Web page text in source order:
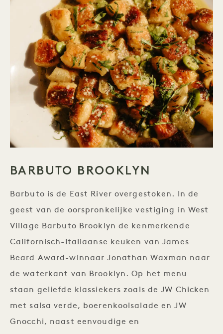
BARBUTO BROOKLYN
Barbuto is de East River overgestoken. In de
geest van de oorspronkelijke vestiging in West
Village Barbuto Brooklyn de kenmerkende
Californisch-Italiaanse keuken van James
Beard Award-winnaar Jonathan Waxman naar
de waterkant van Brooklyn. Op het menu
staan geliefde klassiekers zoals de JW Chicken
met salsa verde, boerenkoolsalade en JW
Gnocchi, naast eenvoudige en